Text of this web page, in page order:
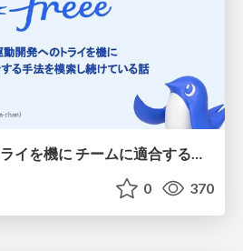
仕様駆動開発へのトライを機に チームに適合する手法を模索し続けている話
0 370